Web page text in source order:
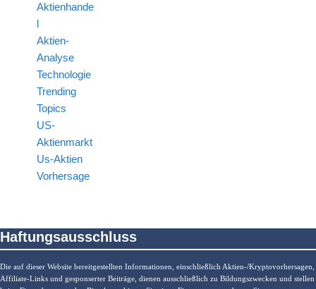
Aktienhande
l
Aktien-
Analyse
Technologie
Trending
Topics
US-
Aktienmarkt
Us-Aktien
Vorhersage
Haftungsausschluss
Die auf dieser Website bereitgestellten Informationen, einschließlich Aktien-/Kryptovorhersagen,
Affiliate-Links und gesponserter Beiträge, dienen ausschließlich zu Bildungszwecken und stellen